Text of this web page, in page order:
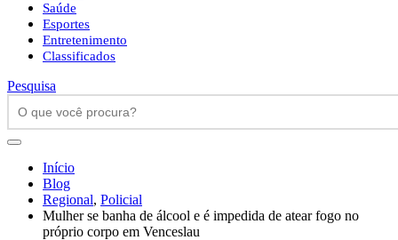
Saúde
Esportes
Entretenimento
Classificados
Pesquisa
Início
Blog
Regional, Policial
Mulher se banha de álcool e é impedida de atear fogo no
próprio corpo em Venceslau